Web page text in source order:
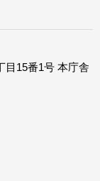
目15番1号 本庁舎